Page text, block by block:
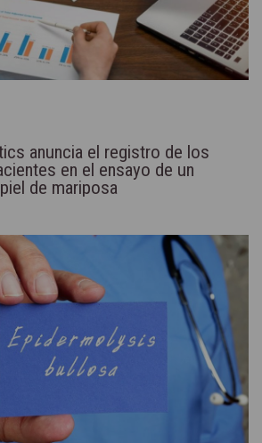
anuncia el registro de los
en el ensayo de un
de mariposa